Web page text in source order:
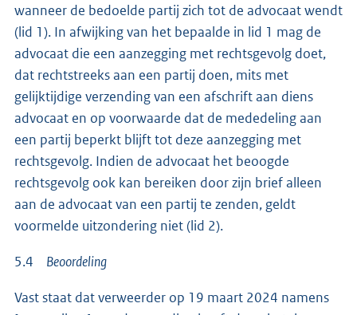
wanneer de bedoelde partij zich tot de advocaat wendt
(lid 1). In afwijking van het bepaalde in lid 1 mag de
advocaat die een aanzegging met rechtsgevolg doet,
dat rechtstreeks aan een partij doen, mits met
gelijktijdige verzending van een afschrift aan diens
advocaat en op voorwaarde dat de mededeling aan
een partij beperkt blijft tot deze aanzegging met
rechtsgevolg. Indien de advocaat het beoogde
rechtsgevolg ook kan bereiken door zijn brief alleen
aan de advocaat van een partij te zenden, geldt
voormelde uitzondering niet (lid 2).
5.4 Beoordeling
Vast staat dat verweerder op 19 maart 2024 namens